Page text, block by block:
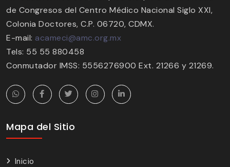
de Congresos del Centro Médico Nacional Siglo XXI,
Colonia Doctores, C.P. 06720, CDMX.
E-mail: acameci@amc.org.mx
Tels: 55 55 880458
Conmutador IMSS: 5556276900 Ext. 21266 y 21269.
Mapa del Sitio
Inicio